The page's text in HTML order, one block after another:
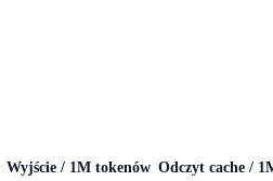
Wyjście / 1M tokenów Odczyt cache /